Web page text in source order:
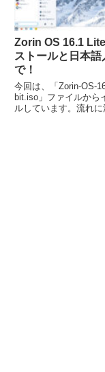
Zorin OS 16.1
ストールと日本語
で！
今回は、「Zorin-OS-
bit.iso」ファイルから
ルしています。流れ